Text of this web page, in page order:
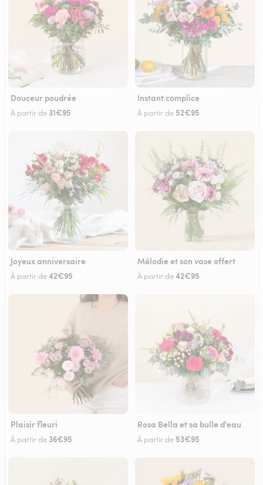
Douceur poudrée
À partir de 31€95
Instant complice
À partir de 52€95
Joyeux anniversaire
À partir de42€95
Mélodie et son vase offert
À partir de42€95
Plaisir fleuri
À partir de 36€95
Rosa Bella et sa bulle d'eau
À partir de 53€95